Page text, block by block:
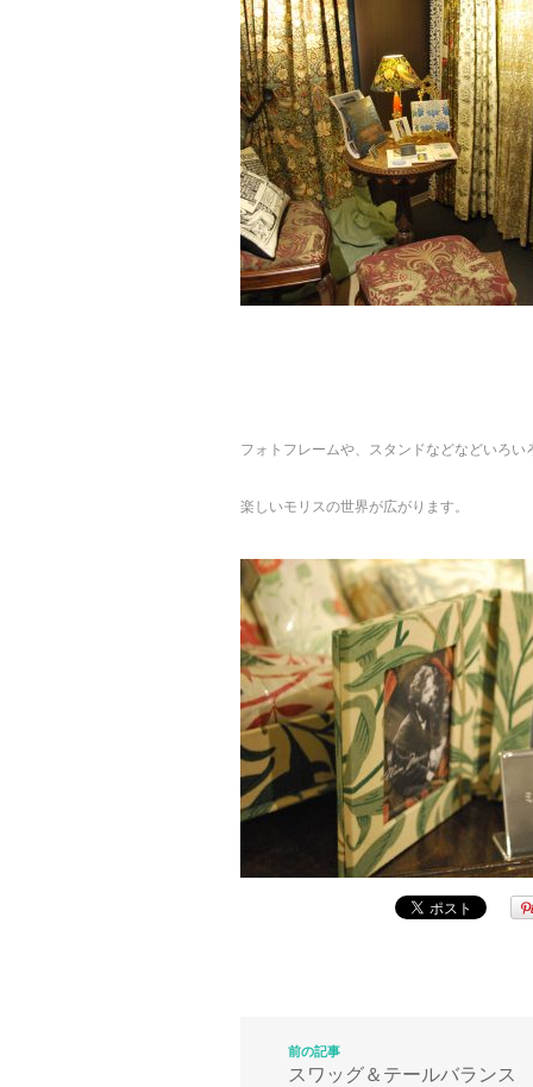
フォトフレームや、スタンドなどなどいろい
楽しいモリスの世界が広がります。
前の記事
スワッグ＆テールバランス